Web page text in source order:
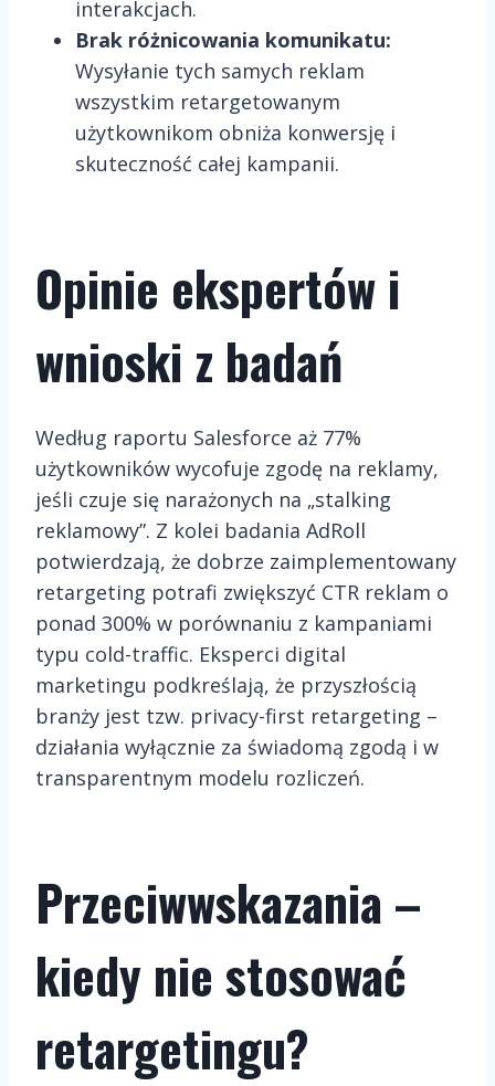
interakcjach.
Brak różnicowania komunikatu:
Wysyłanie tych samych reklam
wszystkim retargetowanym
użytkownikom obniża konwersję i
skuteczność całej kampanii.
Opinie ekspertów i
wnioski z badań
Według raportu Salesforce aż 77%
użytkowników wycofuje zgodę na reklamy,
jeśli czuje się narażonych na „stalking
reklamowy”. Z kolei badania AdRoll
potwierdzają, że dobrze zaimplementowany
retargeting potrafi zwiększyć CTR reklam o
ponad 300% w porównaniu z kampaniami
typu cold-traffic. Eksperci digital
marketingu podkreślają, że przyszłością
branży jest tzw. privacy-first retargeting –
działania wyłącznie za świadomą zgodą i w
transparentnym modelu rozliczeń.
Przeciwwskazania –
kiedy nie stosować
retargetingu?